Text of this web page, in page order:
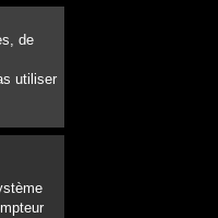
de
utiliser